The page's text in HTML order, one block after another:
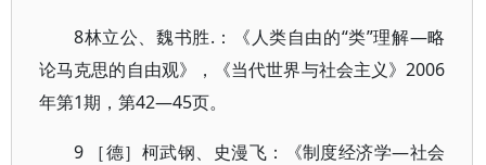
8林立公、魏书胜.：《人类自由的“类”理解—略
论马克思的自由观》，《当代世界与社会主义》2006
年第1期，第42—45页。
9 ［德］柯武钢、史漫飞：《制度经济学—社会